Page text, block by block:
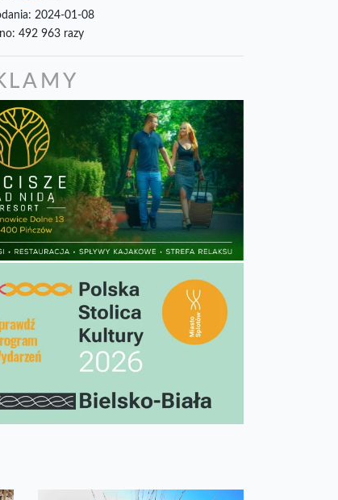
2024-01-08
492 963 razy